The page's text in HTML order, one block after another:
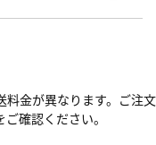
金が異なります。ご注文
確認ください。